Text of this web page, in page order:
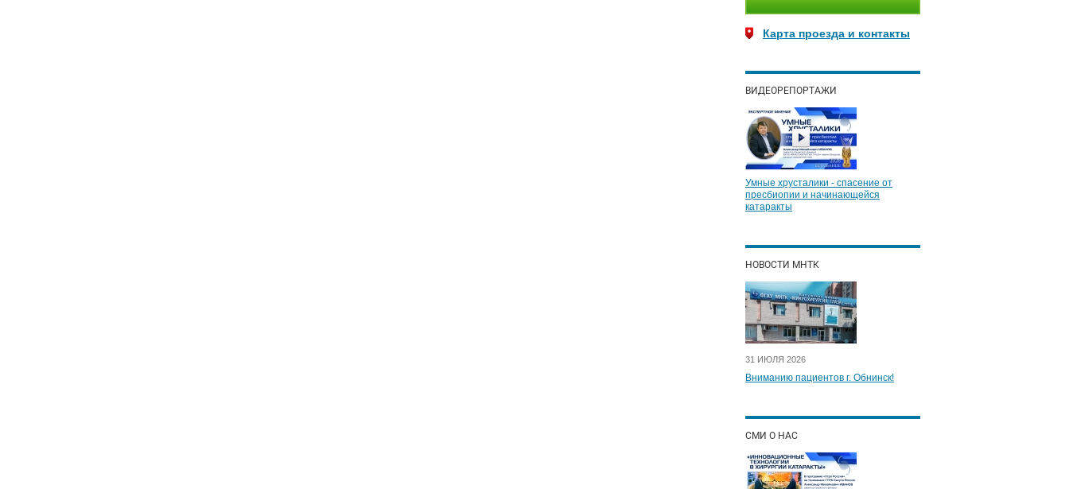
Карта проезда и контакты
ВИДЕОРЕПОРТАЖИ
Умные хрусталики - спасение от
пресбиопии и начинающейся
катаракты
НОВОСТИ МНТК
31 ИЮЛЯ 2026
Вниманию пациентов г. Обнинск!
СМИ О НАС